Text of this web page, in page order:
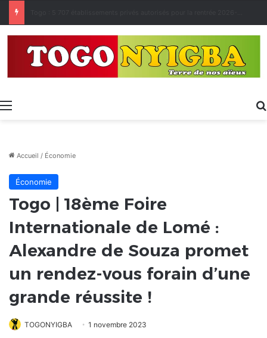
Menu
Accueil / Économie
Économie
Togo | 18ème Foire
Internationale de Lomé :
Alexandre de Souza promet
un rendez-vous forain d’une
grande réussite !
TOGONYIGBA 1 novembre 2023